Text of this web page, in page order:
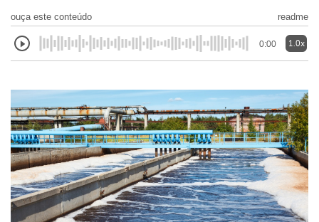
ouça este conteúdo readme
0:00 1.0x